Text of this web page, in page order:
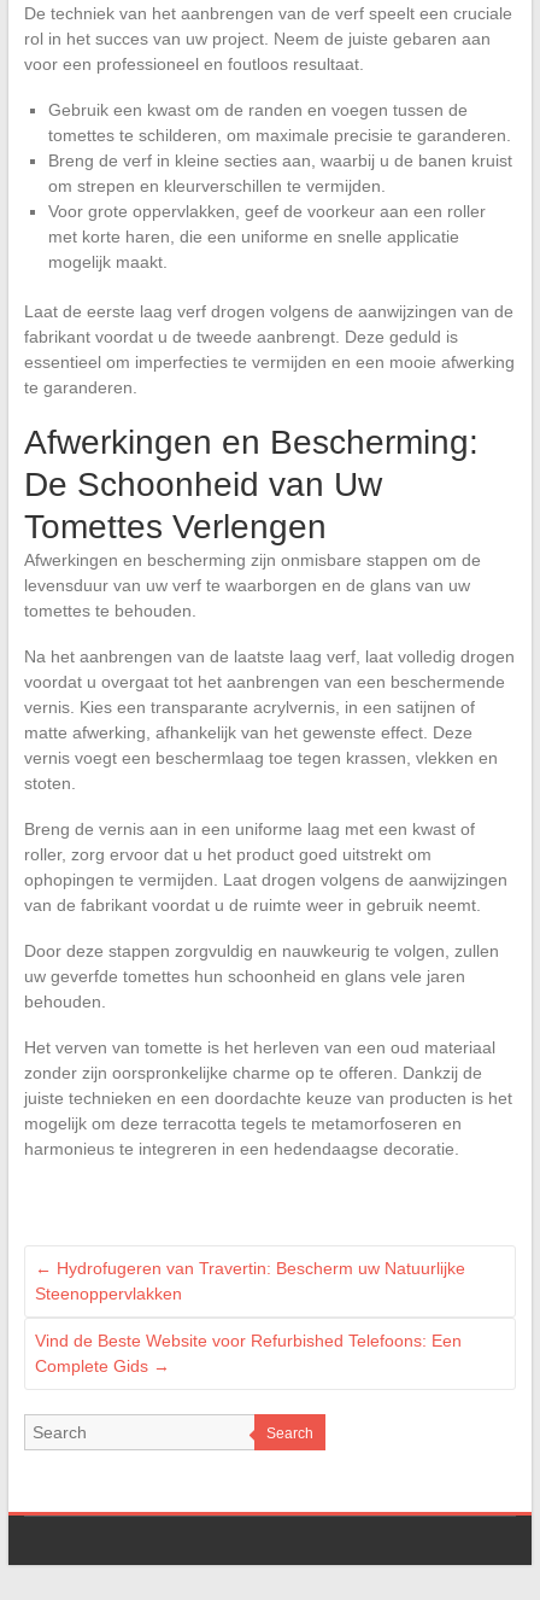
De techniek van het aanbrengen van de verf speelt een cruciale
rol in het succes van uw project. Neem de juiste gebaren aan
voor een professioneel en foutloos resultaat.
Gebruik een kwast om de randen en voegen tussen de
tomettes te schilderen, om maximale precisie te garanderen.
Breng de verf in kleine secties aan, waarbij u de banen kruist
om strepen en kleurverschillen te vermijden.
Voor grote oppervlakken, geef de voorkeur aan een roller
met korte haren, die een uniforme en snelle applicatie
mogelijk maakt.
Laat de eerste laag verf drogen volgens de aanwijzingen van de
fabrikant voordat u de tweede aanbrengt. Deze geduld is
essentieel om imperfecties te vermijden en een mooie afwerking
te garanderen.
Afwerkingen en Bescherming:
De Schoonheid van Uw
Tomettes Verlengen
Afwerkingen en bescherming zijn onmisbare stappen om de
levensduur van uw verf te waarborgen en de glans van uw
tomettes te behouden.
Na het aanbrengen van de laatste laag verf, laat volledig drogen
voordat u overgaat tot het aanbrengen van een beschermende
vernis. Kies een transparante acrylvernis, in een satijnen of
matte afwerking, afhankelijk van het gewenste effect. Deze
vernis voegt een beschermlaag toe tegen krassen, vlekken en
stoten.
Breng de vernis aan in een uniforme laag met een kwast of
roller, zorg ervoor dat u het product goed uitstrekt om
ophopingen te vermijden. Laat drogen volgens de aanwijzingen
van de fabrikant voordat u de ruimte weer in gebruik neemt.
Door deze stappen zorgvuldig en nauwkeurig te volgen, zullen
uw geverfde tomettes hun schoonheid en glans vele jaren
behouden.
Het verven van tomette is het herleven van een oud materiaal
zonder zijn oorspronkelijke charme op te offeren. Dankzij de
juiste technieken en een doordachte keuze van producten is het
mogelijk om deze terracotta tegels te metamorfoseren en
harmonieus te integreren in een hedendaagse decoratie.
← Hydrofugeren van Travertin: Bescherm uw Natuurlijke
Steenoppervlakken
Vind de Beste Website voor Refurbished Telefoons: Een
Complete Gids →
Search